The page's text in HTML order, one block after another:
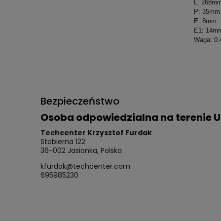
L:
P: 35mm
E: 8mm
E1:
Waga:
Bezpieczeństwo
Osoba odpowiedzialna na terenie
Techcenter Krzysztof Furdak
Stobierna 122
36-002 Jasionka, Polska
kfurdak@techcenter.com
695985230